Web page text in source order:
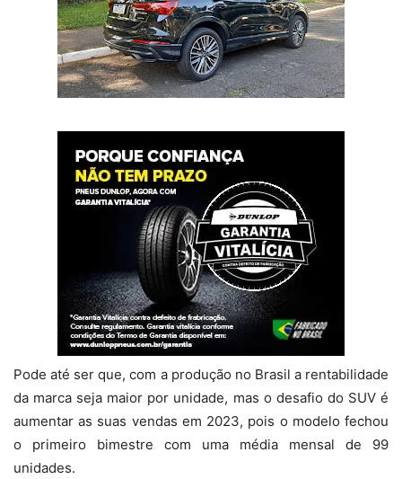
Pode até ser que, com a produção no Brasil a rentabilidade
da marca seja maior por unidade, mas o desafio do SUV é
aumentar as suas vendas em 2023, pois o modelo fechou
o primeiro bimestre com uma média mensal de 99
unidades.